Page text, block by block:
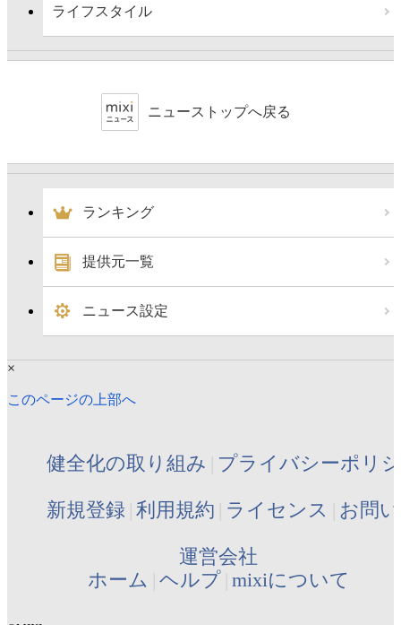
ライフスタイル
ニューストップへ戻る
ランキング
提供元一覧
ニュース設定
×
このページの上部へ
健全化の取り組み プライバシーポリ
新規登録 利用規約 ライセンス お問
運営会社
ホーム ヘルプ mixiについて